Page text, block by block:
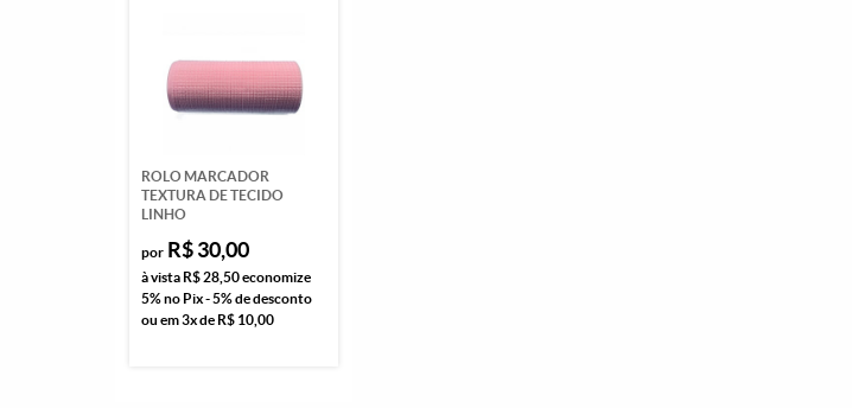
ROLO MARCADOR
TEXTURA DE TECIDO
LINHO
por R$ 30,00
à vista R$ 28,50economize
5%no Pix - 5% de desconto
ou em3xde R$ 10,00